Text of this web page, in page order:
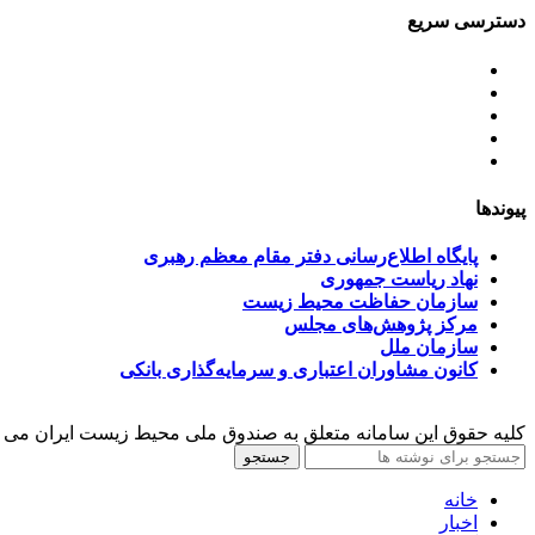
دسترسی سریع
پیوندها
پایگاه اطلاع‌رسانی دفتر مقام معظم رهبری
نهاد ریاست جمهوری
سازمان حفاظت محیط زیست
مرکز پژوهش‌های مجلس
سازمان ملل
کانون مشاوران اعتباری و سرمایه‌گذاری بانکی
کلیه حقوق این سامانه متعلق به صندوق ملی محیط زیست ایران می
جستجو
خانه
اخبار